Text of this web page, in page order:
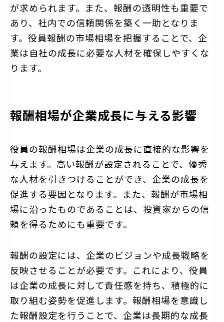
が求められます。また、報酬の透明性も重要で
あり、社内での信頼関係を築く一助となりま
す。役員報酬の市場相場を把握することで、企
業は自社の成長に必要な人材を確保しやすくな
ります。
報酬相場が企業成長に与える影響
役員の報酬相場は企業の成長に直接的な影響を
与えます。高い報酬が設定されることで、優秀
な人材を引きつけることができ、企業の成長を
促進する要因となります。また、報酬が市場相
場に沿ったものであることは、投資家からの信
頼を得るためにも重要です。
報酬の設定には、企業のビジョンや成長戦略を
反映させることが必要です。これにより、役員
は企業の成長に対して責任感を持ち、積極的に
取り組む姿勢を促進します。報酬相場を意識し
た報酬設定を行うことで、企業は長期的な成長